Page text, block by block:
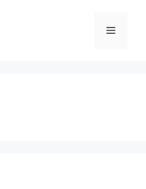
메